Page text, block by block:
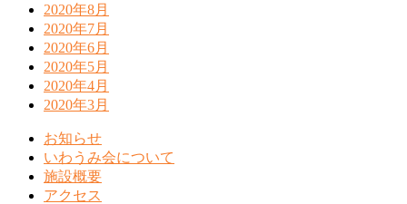
2020年8月
2020年7月
2020年6月
2020年5月
2020年4月
2020年3月
お知らせ
いわうみ会について
施設概要
アクセス